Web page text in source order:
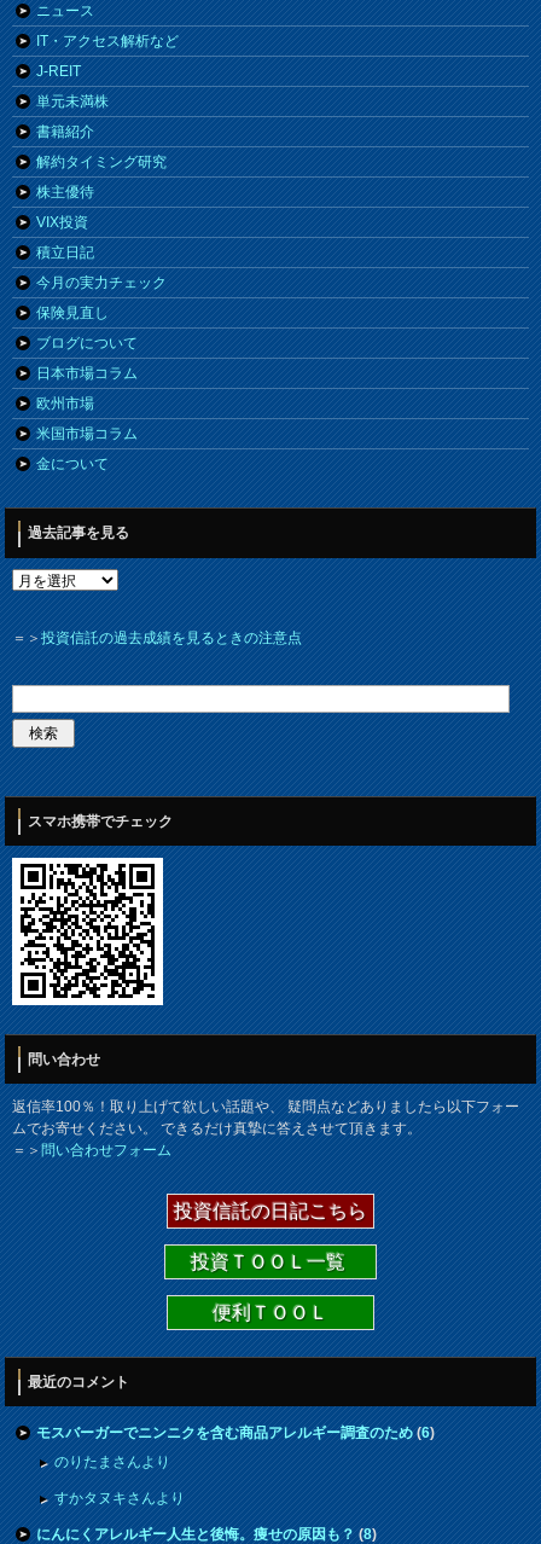
ニュース
IT・アクセス解析など
J-REIT
単元未満株
書籍紹介
解約タイミング研究
株主優待
VIX投資
積立日記
今月の実力チェック
保険見直し
ブログについて
日本市場コラム
欧州市場
米国市場コラム
金について
過去記事を見る
＝＞投資信託の過去成績を見るときの注意点
スマホ携帯でチェック
問い合わせ
返信率100％！取り上げて欲しい話題や、 疑問点などありましたら以下フォー
ムでお寄せください。 できるだけ真摯に答えさせて頂きます。
＝＞問い合わせフォーム
投資信託の日記こちら
投資ＴＯＯＬ一覧
便利ＴＯＯＬ
最近のコメント
モスバーガーでニンニクを含む商品アレルギー調査のため(6)
のりたまさんより
すかタヌキさんより
にんにくアレルギー人生と後悔。痩せの原因も？(8)